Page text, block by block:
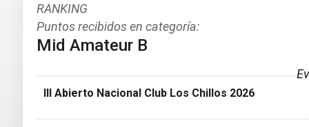
RANKING
Puntos recibidos en categoría:
Mid Amateur B
III Abierto Nacional Club Los Chillos 2026